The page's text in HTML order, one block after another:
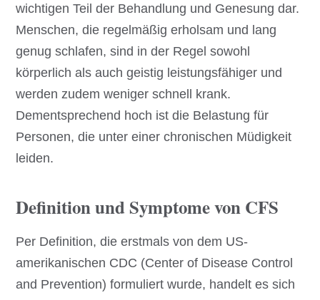
wichtigen Teil der Behandlung und Genesung dar.
Menschen, die regelmäßig erholsam und lang
genug schlafen, sind in der Regel sowohl
körperlich als auch geistig leistungsfähiger und
werden zudem weniger schnell krank.
Dementsprechend hoch ist die Belastung für
Personen, die unter einer chronischen Müdigkeit
leiden.
Definition und Symptome von CFS
Per Definition, die erstmals von dem US-
amerikanischen CDC (Center of Disease Control
and Prevention) formuliert wurde, handelt es sich